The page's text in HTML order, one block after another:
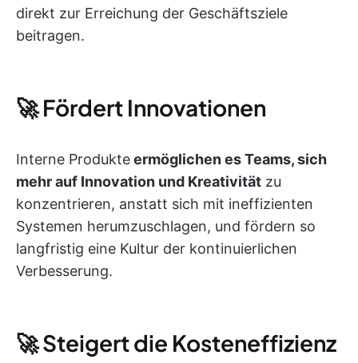
direkt zur Erreichung der Geschäftsziele
beitragen.
🚀 Fördert Innovationen
Interne Produkteermöglichen es Teams, sich
mehr auf Innovation und Kreativität zu
konzentrieren, anstatt sich mit ineffizienten
Systemen herumzuschlagen, und fördern so
langfristig eine Kultur der kontinuierlichen
Verbesserung.
🚀 Steigert die Kosteneffizienz